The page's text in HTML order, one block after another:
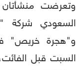
وتعرضت منشأتان
السعودي شركة
و"هجرة خريص"
السبت قبل